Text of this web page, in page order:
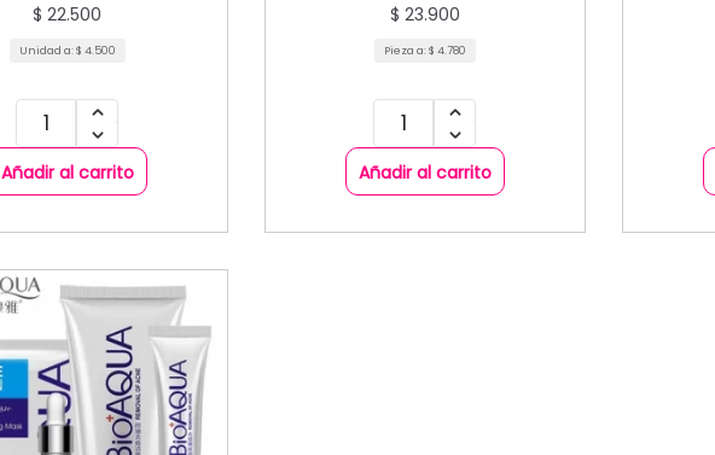
$ 22.500
Unidad a:$ 4.500
Añadir al carrito
$ 23.900
Pieza a:$ 4.780
Añadir al carrito